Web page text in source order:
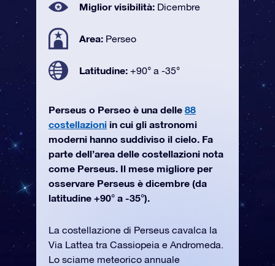
Miglior visibilità: Dicembre
Area: Perseo
Latitudine: +90° a -35°
Perseus o Perseo è una delle 88
costellazioni in cui gli astronomi
moderni hanno suddiviso il cielo. Fa
parte dell’area delle costellazioni nota
come Perseus. Il mese migliore per
osservare Perseus è dicembre (da
latitudine +90° a -35°).
La costellazione di Perseus cavalca la
Via Lattea tra Cassiopeia e Andromeda.
Lo sciame meteorico annuale